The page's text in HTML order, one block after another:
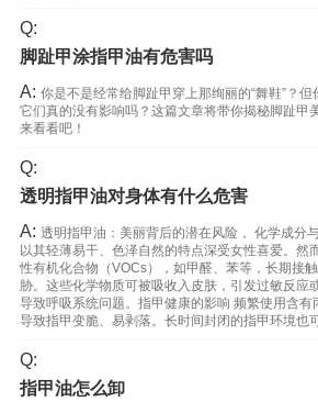
Q:
脚趾甲涂指甲油有危害吗
A: 你是不是经常给脚趾甲穿上那绚丽的“舞鞋”？
它们真的没有影响吗？这篇文章将带你揭秘脚趾甲
来看看吧！
Q:
透明指甲油对身体有什么危害
A: 透明指甲油：美丽背后的潜在风险， 化学成分
以其轻薄易干、色泽自然的特点深受女性喜爱。然
性有机化合物（VOCs），如甲醛、苯等，长期接
胁。这些化学物质可被吸收入皮肤，引发过敏反应
导致呼吸系统问题。指甲健康的影响 频繁使用含
导致指甲变脆、易剥落。长时间封闭的指甲环境也
Q:
指甲油怎么卸